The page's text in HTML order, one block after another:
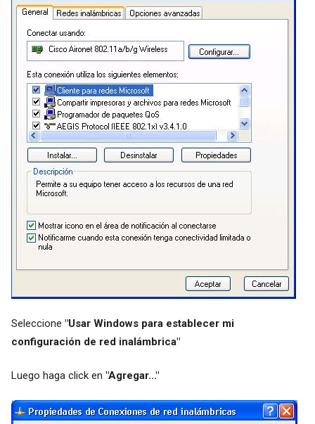
Seleccione "Usar Windows para establecer mi
configuración de red inalámbrica"
Luego haga click en "Agregar..."